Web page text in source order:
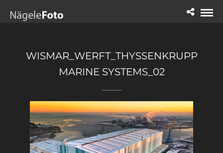
WISMAR_WERFT_THYSSENKRUPP
MARINE SYSTEMS_02